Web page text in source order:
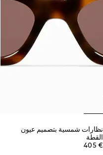
نظارات شمسية بتصميم عيون
القطة
€ 405